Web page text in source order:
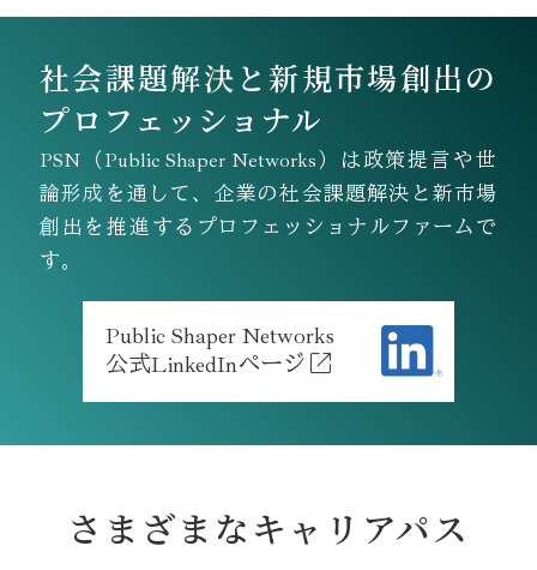
社会課題解決と新規市場創出の
プロフェッショナル
PSN（Public Shaper Networks）
は政策提言や世
論形成を通して、企業の社会課題解決と新市場
創出を推進する プロフェッショナルファームで
す。
Public Shaper Networks
公式LinkedInページ
さまざまなキャリアパス